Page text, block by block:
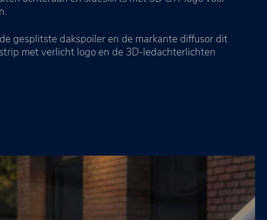
gesplitste dakspoiler en de markante diffusor dit
met verlicht logo en de 3D-ledachterlichten